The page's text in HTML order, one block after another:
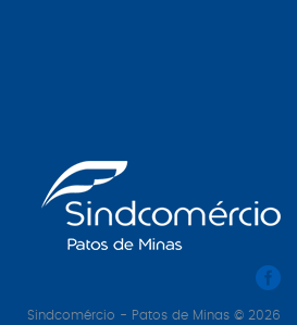
Sindcomércio - Patos de Minas © 2026